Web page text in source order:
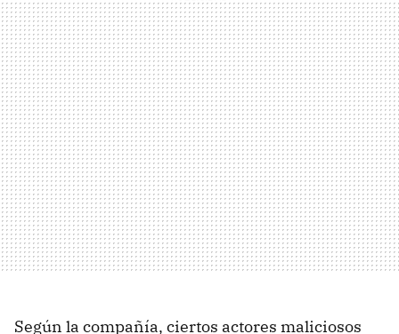
Según la compañía, ciertos actores maliciosos